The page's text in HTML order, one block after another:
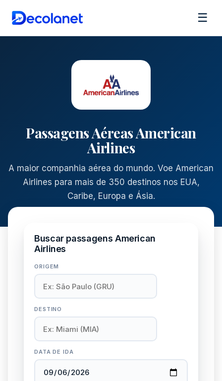
☰
Passagens Aéreas American
Airlines
A maior companhia aérea do mundo. Voe American
Airlines para mais de 350 destinos nos EUA,
Caribe, Europa e Ásia.
Buscar passagens American
Airlines
ORIGEM
DESTINO
DATA DE IDA